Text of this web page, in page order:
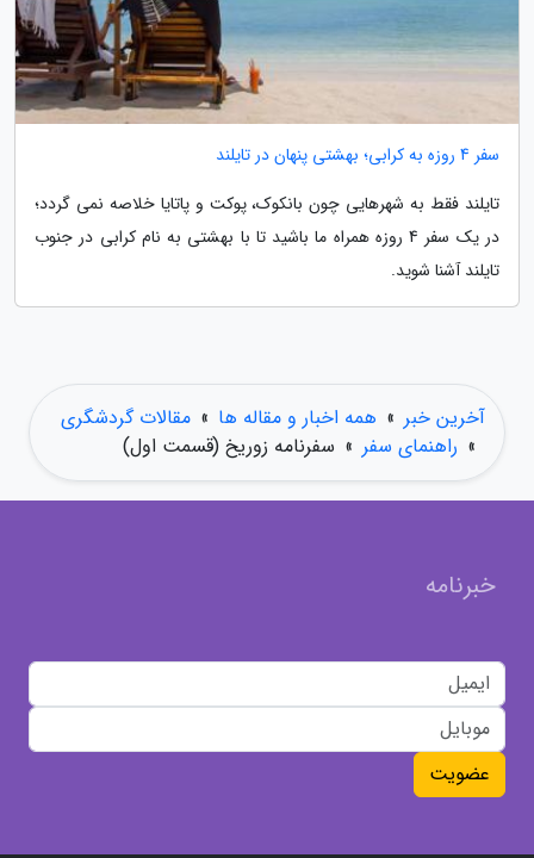
سفر 4 روزه به کرابی؛ بهشتی پنهان در تایلند
تایلند فقط به شهرهایی چون بانکوک، پوکت و پاتایا خلاصه نمی گردد؛
در یک سفر 4 روزه همراه ما باشید تا با بهشتی به نام کرابی در جنوب
تایلند آشنا شوید.
آخرین خبر » همه اخبار و مقاله ها » مقالات گردشگری
» راهنمای سفر » سفرنامه زوریخ (قسمت اول)
خبرنامه
عضویت